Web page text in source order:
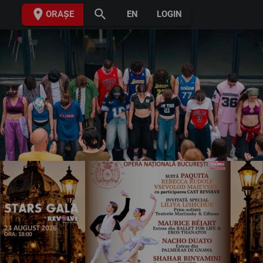
placeORAȘE search EN LOGIN